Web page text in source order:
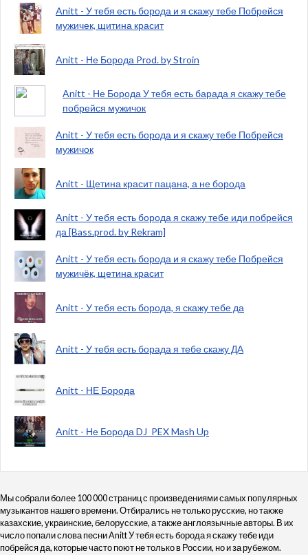
Anitt - У тебя есть борода и я скажу тебе Побрейся
мужичек, щитина красит
Anitt - Не Борода Prod. by Stroin
Anitt - Не Борода У тебя есть барада я скажу тебе
побрейся мужичок
Anitt - У тебя есть борода и я скажу тебе Побрейся
мужичок
Anitt - Щетина красит пацана, а не борода
Anitt - У тебя есть борода я скажу тебе иди побрейся
да [Bass.prod. by Rekram]
Anitt - У тебя есть борода и я скажу тебе Побрейся
мужичёк, щетина красит
Anitt - У тебя есть борода, я скажу тебе да
Anitt - У тебя есть борада я тебе скажу ДА
Anitt - НЕ Борода
Anitt - Не Борода DJ_PEX Mash Up
Мы собрали более 100 000 страниц с произведениями самых популярных
музыкантов нашего времени. Отбирались не только русские, но также
казахские, украинские, белорусские, а также англоязычные авторы. В их
число попали слова песни Anitt У тебя есть борода я скажу тебе иди
побрейся да, которые часто поют не только в России, но и за рубежом.